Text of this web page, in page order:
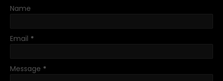
Name
Email *
Message *